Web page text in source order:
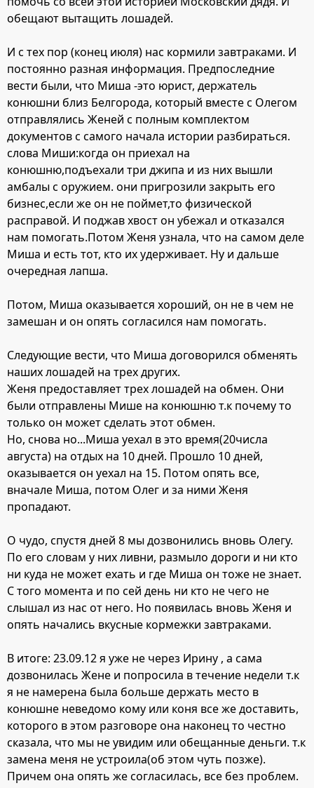
обещают вытащить лошадей.
И с тех пор (конец июля) нас кормили завтраками. И
постоянно разная информация. Предпоследние
вести были, что Миша -это юрист, держатель
конюшни близ Белгорода, который вместе с Олегом
отправлялись Женей с полным комплектом
документов с самого начала истории разбираться.
слова Миши:когда он приехал на
конюшню,подъехали три джипа и из них вышли
амбалы с оружием. они пригрозили закрыть его
бизнес,если же он не поймет,то физической
расправой. И поджав хвост он убежал и отказался
нам помогать.Потом Женя узнала, что на самом деле
Миша и есть тот, кто их удерживает. Ну и дальше
очередная лапша.
Потом, Миша оказывается хороший, он не в чем не
замешан и он опять согласился нам помогать.
Следующие вести, что Миша договорился обменять
наших лошадей на трех других.
Женя предоставляет трех лошадей на обмен. Они
были отправлены Мише на конюшню т.к почему то
только он может сделать этот обмен.
Но, снова но...Миша уехал в это время(20числа
августа) на отдых на 10 дней. Прошло 10 дней,
оказывается он уехал на 15. Потом опять все,
вначале Миша, потом Олег и за ними Женя
пропадают.
О чудо, спустя дней 8 мы дозвонились вновь Олегу.
По его словам у них ливни, размыло дороги и ни кто
ни куда не может ехать и где Миша он тоже не знает.
С того момента и по сей день ни кто не чего не
слышал из нас от него. Но появилась вновь Женя и
опять начались вкусные кормежки завтраками.
В итоге: 23.09.12 я уже не через Ирину , а сама
дозвонилась Жене и попросила в течение недели т.к
я не намерена была больше держать место в
конюшне неведомо кому или коня все же доставить,
которого в этом разговоре она наконец то честно
сказала, что мы не увидим или обещанные деньги. т.к
замена меня не устроила(об этом чуть позже).
Причем она опять же согласилась, все без проблем.